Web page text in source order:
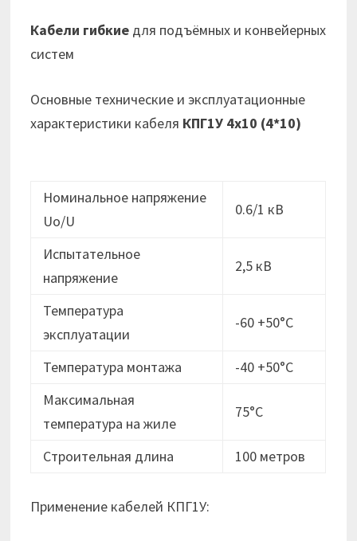
Кабели гибкие для подъёмных и конвейерных
систем
Основные технические и эксплуатационные
характеристики кабеля КПГ1У 4х10 (4*10)
Номинальное напряжение
Uo/U
0.6/1 кВ
Испытательное
напряжение
2,5 кВ
Температура
эксплуатации
-60 +50°С
Температура монтажа
-40 +50°С
Максимальная
температура на жиле
75°С
Строительная длина 100 метров
Применение кабелей КПГ1У: